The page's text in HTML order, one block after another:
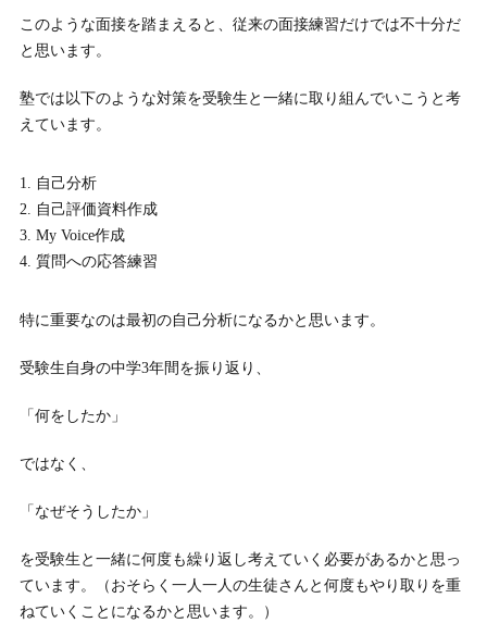
このような面接を踏まえると、従来の面接練習だけでは不十分だ
と思います。
塾では以下のような対策を受験生と一緒に取り組んでいこうと考
えています。
自己分析
自己評価資料作成
My Voice作成
質問への応答練習
特に重要なのは最初の自己分析になるかと思います。
受験生自身の中学3年間を振り返り、
「何をしたか」
ではなく、
「なぜそうしたか」
を受験生と一緒に何度も繰り返し考えていく必要があるかと思っ
ています。（おそらく一人一人の生徒さんと何度もやり取りを重
ねていくことになるかと思います。）